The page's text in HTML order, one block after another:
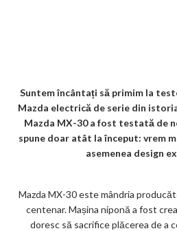
o
o
k
m
ar
ks
Suntem încântați să primim la
Mazda electrică de serie din
Mazda MX-30 a fost testată de
spune doar atât la început: vrem
asemenea design
Mazda MX-30 este mândria
centenar. Mașina niponă a fost
doresc să sacrifice plăcerea de a